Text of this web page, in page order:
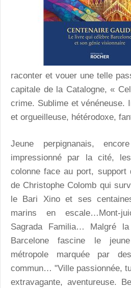
raconter et vouer une telle
capitale de la Catalogne, «
crime. Sublime et vénéneuse.
et orgueilleuse, hétérodoxe,
Jeune perpignanais,
impressionné par la cité,
colonne face au port, support
de Christophe Colomb qui
le Bari Xino et ses
marins en escale…Mont-
Sagrada Familia… Malgré
Barcelone fascine le
métropole marquée par
commun… "Ville passionnée,
extravagante, aventureuse.